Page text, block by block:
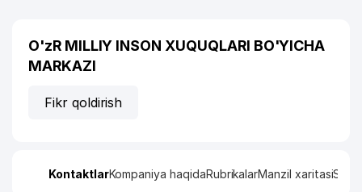
O'zR MILLIY INSON XUQUQLARI BO'YICHA
MARKAZI
Fikr qoldirish
KontaktlarKompaniya haqidaRubrikalarManzil xaritasi